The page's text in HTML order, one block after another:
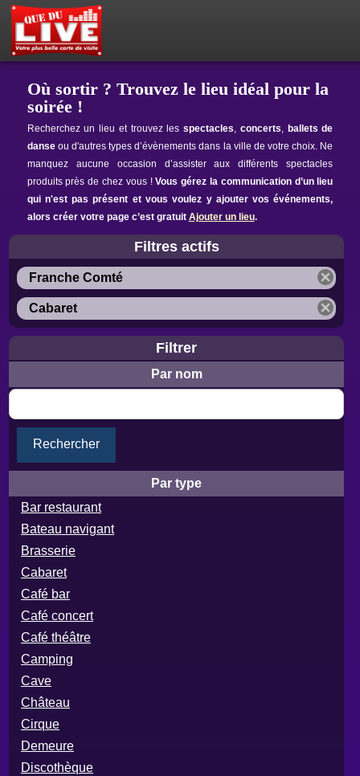
Où sortir ? Trouvez le lieu idéal pour la
soirée !
Recherchez un lieu et trouvez lesspectacles, concerts, ballets de
danseou d'autres types d’évènements dans la ville de votre choix. Ne
manquez aucune occasion d’assister aux différents spectacles
produits près de chez vous !Vous gérez la communication d’un lieu
qui n'est pas présent et vous voulez y ajouter vos événements,
alors créer votre page c’est gratuit Ajouter un lieu.
Filtres actifs
Franche Comté
Cabaret
Filtrer
Par nom
Rechercher
Par type
Bar restaurant
Bateau navigant
Brasserie
Cabaret
Café bar
Café concert
Café théâtre
Camping
Cave
Château
Cirque
Demeure
Discothèque